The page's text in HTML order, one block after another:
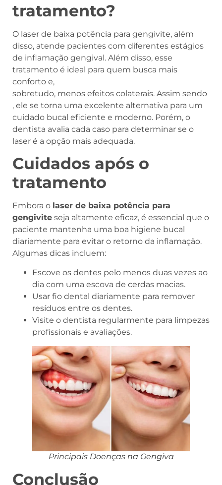
tratamento?
O laser de baixa potência para gengivite, além
disso, atende pacientes com diferentes estágios
de inflamação gengival. Além disso, esse
tratamento é ideal para quem busca mais
conforto e,
sobretudo, menos efeitos colaterais. Assim sendo
, ele se torna uma excelente alternativa para um
cuidado bucal eficiente e moderno. Porém, o
dentista avalia cada caso para determinar se o
laser é a opção mais adequada.
Cuidados após o
tratamento
Embora o laser de baixa potência para
gengivite seja altamente eficaz, é essencial que o
paciente mantenha uma boa higiene bucal
diariamente para evitar o retorno da inflamação.
Algumas dicas incluem:
Escove os dentes pelo menos duas vezes ao
dia com uma escova de cerdas macias.
Usar fio dental diariamente para remover
resíduos entre os dentes.
Visite o dentista regularmente para limpezas
profissionais e avaliações.
Principais Doenças na Gengiva
Conclusão